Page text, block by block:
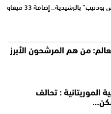
إضافة 33 ميغاوات إلى الشبكة الوطنية
من هم المرشحون الأبرز
الموريتانية : تحالف